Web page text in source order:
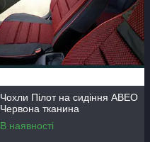
Чохли Пілот на сидіння АВЕО
Червона тканина
В наявності